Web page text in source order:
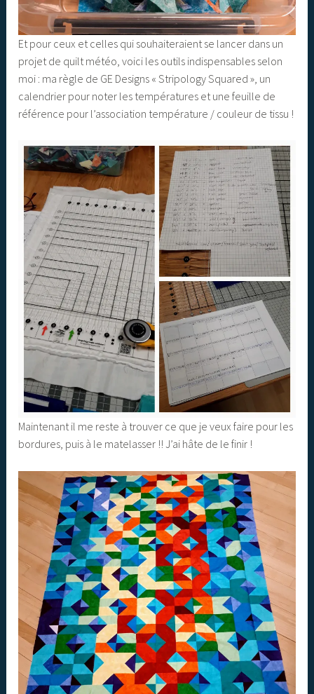
Et pour ceux et celles qui souhaiteraient se lancer dans un
projet de quilt météo, voici les outils indispensables selon
moi : ma règle de GE Designs « Stripology Squared », un
calendrier pour noter les températures et une feuille de
référence pour l’association température / couleur de tissu !
Maintenant il me reste à trouver ce que je veux faire pour les
bordures, puis à le matelasser !! J’ai hâte de le finir !